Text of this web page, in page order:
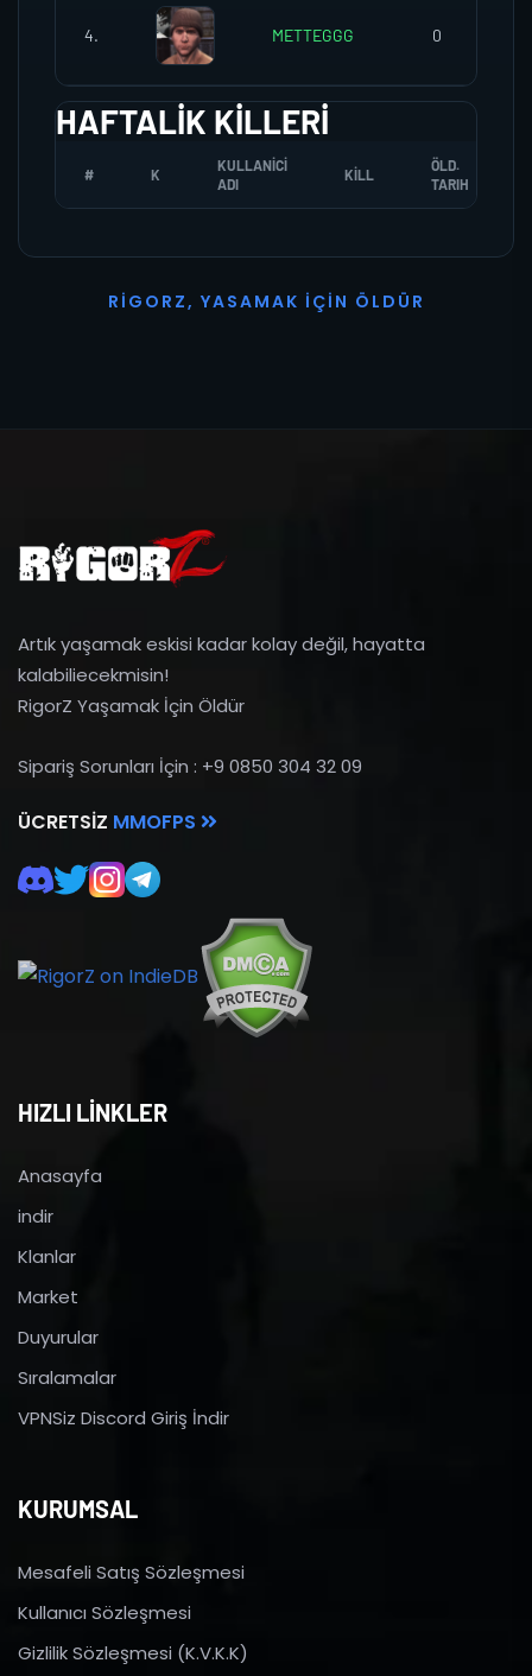
4. METTEGGG 0
HAFTALIK KILLERI
# K
KULLANICI
ADI
KILL
ÖLD.
TARIH
R I G O R Z, YASAMAK İ ÇI N Ö L D Ü R
Artık yaşamak eskisi kadar kolay değil, hayatta
kalabiliecekmisin!
RigorZ Yaşamak İçin Öldür
Sipariş Sorunları İçin : +9 0850 304 32 09
ÜCRETSIZ MMOFPS
HIZLI LİNKLER
Anasayfa
indir
Klanlar
Market
Duyurular
Sıralamalar
VPNSiz Discord Giriş İndir
KURUMSAL
Mesafeli Satış Sözleşmesi
Kullanıcı Sözleşmesi
Gizlilik Sözleşmesi (K.V.K.K)